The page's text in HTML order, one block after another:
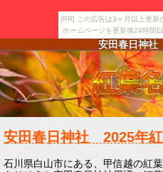
[PR] この広告は3ヶ月以上更新
ホームページを更新後24時間
安田春日神
安田春日神社 2025年
石川県白山市にある、甲信越の紅